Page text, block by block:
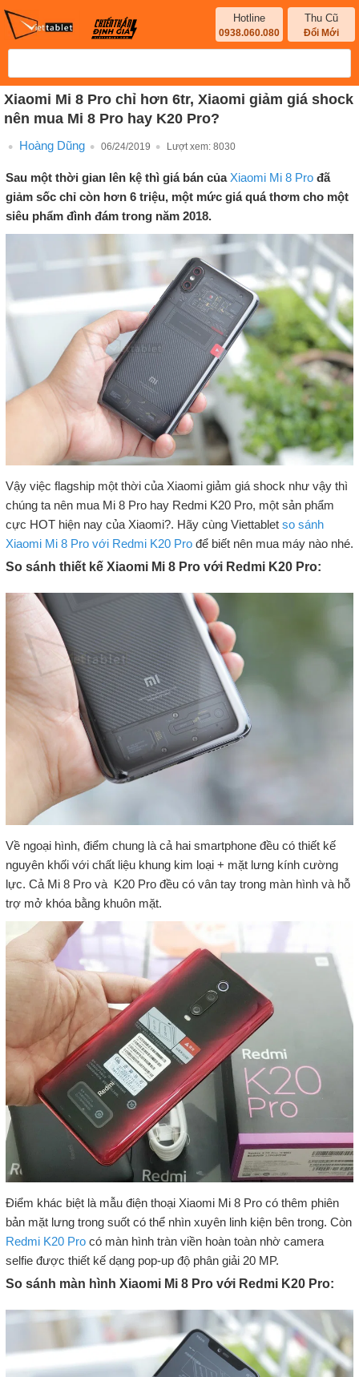
Hotline
0938.060.080
Thu Cũ
Đổi Mới
Xiaomi Mi 8 Pro chỉ hơn 6tr, Xiaomi giảm giá shock
nên mua Mi 8 Pro hay K20 Pro?
Hoàng Dũng 06/24/2019 Lượt xem: 8030
Sau một thời gian lên kệ thì giá bán của Xiaomi Mi 8 Prođã
giảm sốc chỉ còn hơn 6 triệu, một mức giá quá thơm cho một
siêu phẩm đình đám trong năm 2018.
Vậy việc flagship một thời của Xiaomi giảm giá shock như vậy thì
chúng ta nên mua Mi 8 Pro hay Redmi K20 Pro, một sản phẩm
cực HOT hiện nay của Xiaomi?. Hãy cùng Viettablet so sánh
Xiaomi Mi 8 Pro với Redmi K20 Prođể biết nên mua máy nào nhé.
So sánh thiết kế Xiaomi Mi 8 Pro với Redmi K20 Pro:
Về ngoại hình, điểm chung là cả hai smartphone đều có thiết kế
nguyên khối với chất liệu khung kim loại + mặt lưng kính cường
lực. Cả Mi 8 Pro và K20 Pro đều có vân tay trong màn hình và hỗ
trợ mở khóa bằng khuôn mặt.
Điểm khác biệt là mẫu điện thoại Xiaomi Mi 8 Pro có thêm phiên
bản mặt lưng trong suốt có thể nhìn xuyên linh kiện bên trong. Còn
Redmi K20 Procó màn hình tràn viền hoàn toàn nhờ camera
selfie được thiết kế dạng pop-up độ phân giải 20 MP.
So sánh màn hình Xiaomi Mi 8 Pro với Redmi K20 Pro: